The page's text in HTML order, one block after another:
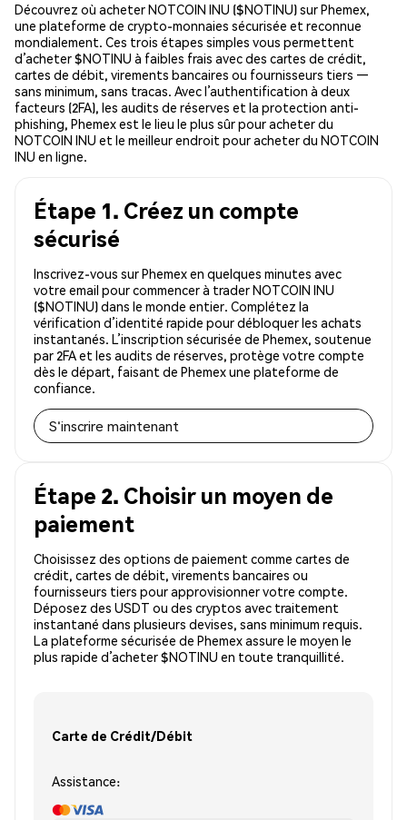
Découvrez où acheter NOTCOIN INU ($NOTINU) sur Phemex,
une plateforme de crypto-monnaies sécurisée et reconnue
mondialement. Ces trois étapes simples vous permettent
d’acheter $NOTINU à faibles frais avec des cartes de crédit,
cartes de débit, virements bancaires ou fournisseurs tiers —
sans minimum, sans tracas. Avec l’authentification à deux
facteurs (2FA), les audits de réserves et la protection anti-
phishing, Phemex est le lieu le plus sûr pour acheter du
NOTCOIN INU et le meilleur endroit pour acheter du NOTCOIN
INU en ligne.
Étape 1. Créez un compte
sécurisé
Inscrivez-vous sur Phemex en quelques minutes avec
votre email pour commencer à trader NOTCOIN INU
($NOTINU) dans le monde entier. Complétez la
vérification d’identité rapide pour débloquer les achats
instantanés. L’inscription sécurisée de Phemex, soutenue
par 2FA et les audits de réserves, protège votre compte
dès le départ, faisant de Phemex une plateforme de
confiance.
S'inscrire maintenant
Étape 2. Choisir un moyen de
paiement
Choisissez des options de paiement comme cartes de
crédit, cartes de débit, virements bancaires ou
fournisseurs tiers pour approvisionner votre compte.
Déposez des USDT ou des cryptos avec traitement
instantané dans plusieurs devises, sans minimum requis.
La plateforme sécurisée de Phemex assure le moyen le
plus rapide d’acheter $NOTINU en toute tranquillité.
Carte de Crédit/Débit
Assistance: